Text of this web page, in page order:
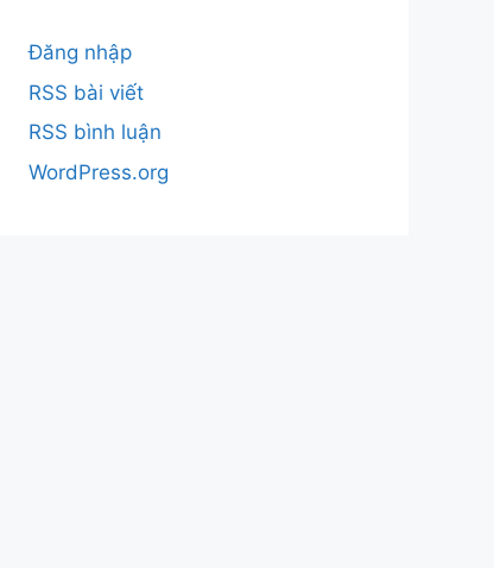
Đăng nhập
RSS bài viết
RSS bình luận
WordPress.org